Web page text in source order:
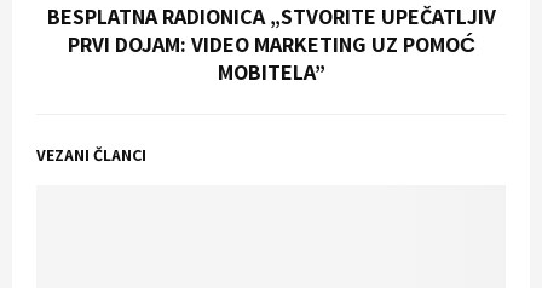
BESPLATNA RADIONICA „STVORITE UPEČATLJIV
PRVI DOJAM: VIDEO MARKETING UZ POMOĆ
MOBITELA”
VEZANI ČLANCI